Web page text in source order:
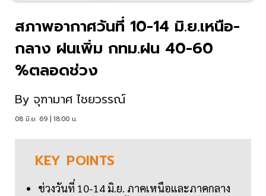
สภาพอากาศวันที่ 10-14 มิ.ย.เหนือ-
กลาง ฝนเพิ่ม กทม.ฝน 40-60
%ตลอดช่วง
By จุฑามาศ ไชยวรรณ์
08 มิ.ย. 69 | 18:00 น.
KEY POINTS
ช่วงวันที่ 10-14 มิ.ย. ภาคเหนือและภาคกลาง